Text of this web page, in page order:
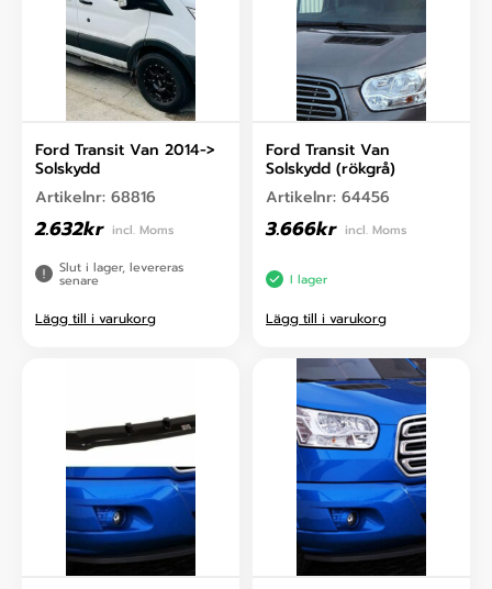
Ford Transit Van 2014->
Solskydd
Artikelnr: 68816
2.632kr incl. Moms
Slut i lager, levereras
senare
Lägg till i varukorg
Ford Transit Van
Solskydd (rökgrå)
Artikelnr: 64456
3.666kr incl. Moms
I lager
Lägg till i varukorg